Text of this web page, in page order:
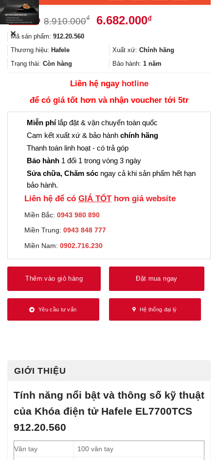
8.910.000₫
Giá
8.910.000₫.
6.682.000₫Giá
là:
6.682.000₫.
Mã sản phẩm: 912.20.560
Thương hiệu: Hafele Xuất xứ: Chính hãng
Trạng thái: Còn hàng Bảo hành: 1 năm
Liên hệ ngay hotline
để có giá tốt hơn và nhận voucher tới 5tr
Miễn phílắp đặt & vận chuyển toàn quốc
Cam kết xuất xứ & bảo hành chính hãng
Thanh toán linh hoạt - có trả góp
Bảo hành 1 đổi 1 trong vòng 3 ngày
Sửa chữa, Chăm sóc ngay cả khi sản phẩm hết hạn
bảo hành.
Liên hệ để có GIÁ TỐThơn giá website
Miền Bắc: 0943 980 890
Miền Trung: 0943 848 777
Miền Nam: 0902.716.230
Thêm vào giỏ hàng Đặt mua ngay
Yêu cầu tư vấn Hệ thống đại lý
GIỚI THIỆU
Tính năng nổi bật và thông số kỹ thuật
của Khóa điện tử Hafele EL7700TCS
912.20.560
Vân tay 100 vân tay
✕